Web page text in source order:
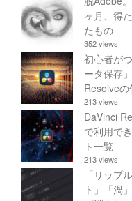
ヶ月、得
たもの
352 views
初心者が
ータ保存
Resolve
213 views
DaVinci
で利用で
ト一覧
213 views
「リップ
ト」「渦